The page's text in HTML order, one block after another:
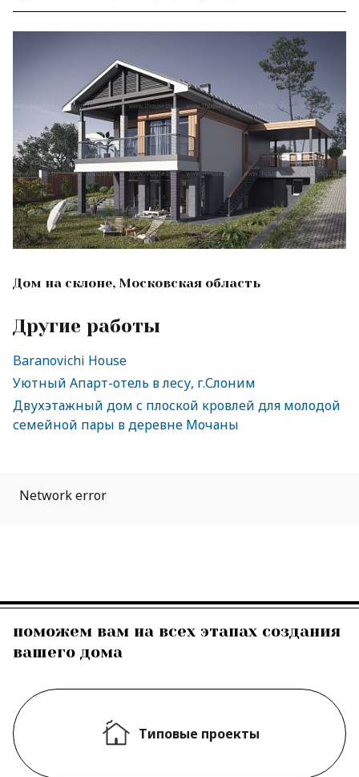
Дом на склоне, Московская область
Другие работы
Baranovichi House
Уютный Апарт-отель в лесу, г.Слоним
Двухэтажный дом с плоской кровлей для молодой
семейной пары в деревне Мочаны
Network error
поможем вам на всех этапах создания
вашего дома
Типовые проекты